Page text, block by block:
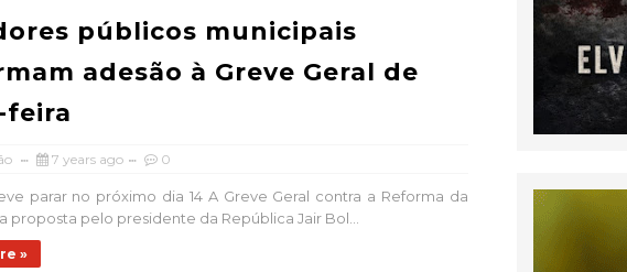
públicos municipais
adesão à Greve Geral de
feira
7 years ago 0
parar no próximo dia 14 A Greve Geral contra a Reforma da
proposta pelo presidente da República Jair Bol...
»